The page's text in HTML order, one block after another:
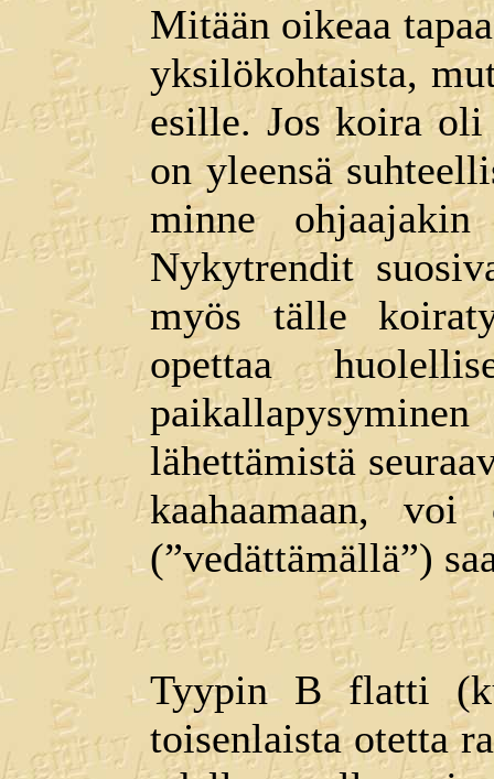
Mitään oikeaa
yksilökohtaista,
esille. Jos koira oli
on yleensä
minne
Nykytrendit
myös tälle
opettaa
lähettämistä
kaahaamaan,
(”vedättämällä”)
Tyypin B flatti
toisenlaista otetta